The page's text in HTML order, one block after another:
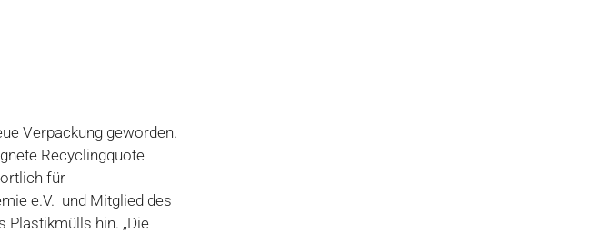
Verpackung geworden.
Recyclingquote
für
e.V. und Mitglied des
Plastikmülls hin. „Die